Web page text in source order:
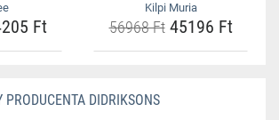
Ft
Kilpi Muria
56968 Ft45196 Ft
PRODUCENTA DIDRIKSONS